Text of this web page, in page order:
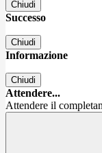
Chiudi
Successo
Chiudi
Informazione
Chiudi
Attendere...
Attendere il